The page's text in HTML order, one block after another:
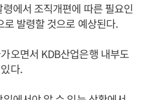
에서 조직개편에 따른 필요인
발령할 것으로 예상된다.
오면서 KDB산업은행 내부도
다.